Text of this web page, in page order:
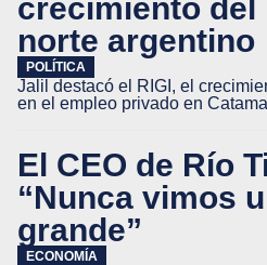
crecimiento del
norte argentino
POLÍTICA
Jalil destacó el RIGI, el
en el empleo privado en
El CEO de Río
“Nunca vimos
grande”
ECONOMÍA